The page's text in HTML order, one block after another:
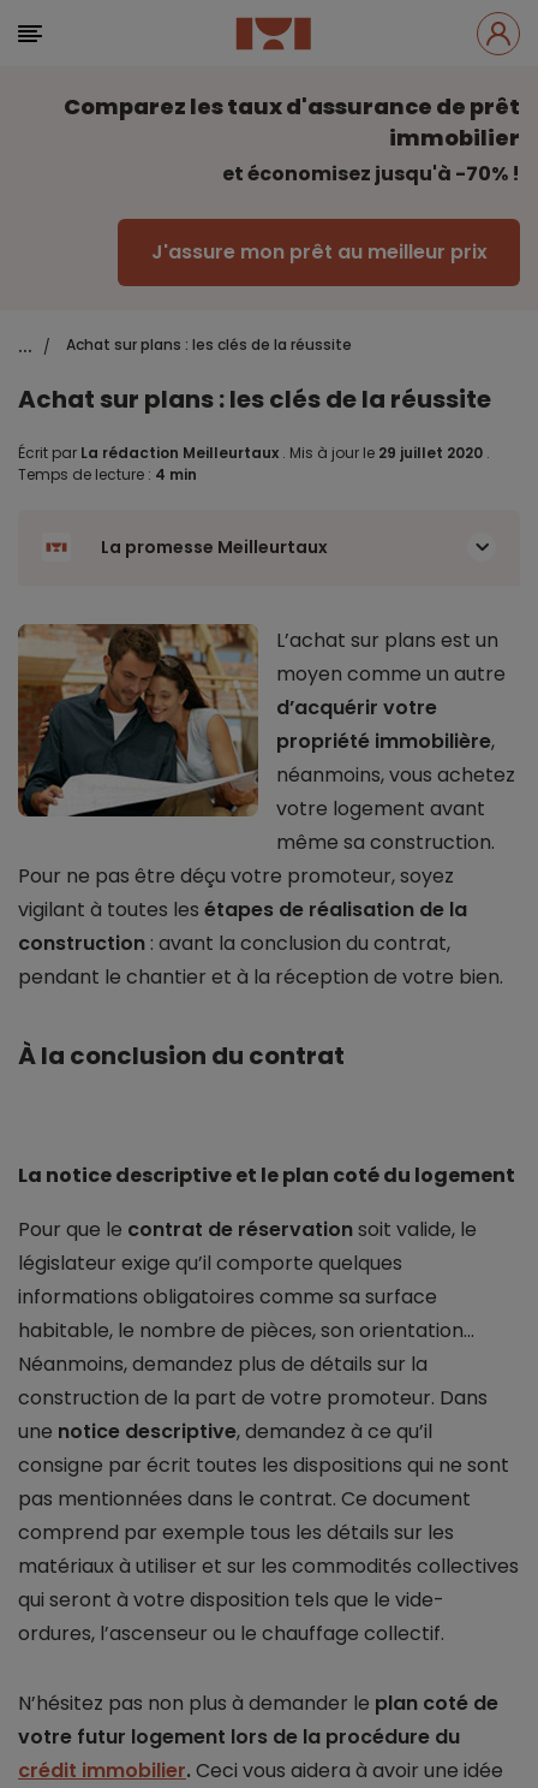
Comparez les taux d'assurance de prêt
immobilier
et économisez jusqu'à -70% !
J'assure mon prêt au meilleur prix
... / Achat sur plans : les clés de la réussite
Achat sur plans : les clés de la réussite
Écrit par La rédaction Meilleurtaux . Mis à jour le 29 juillet 2020 .
Temps de lecture : 4 min
La promesse Meilleurtaux
L’achat sur plans est un
moyen comme un autre
d’acquérir votre
propriété immobilière,
néanmoins, vous achetez
votre logement avant
même sa construction.
Pour ne pas être déçu votre promoteur, soyez
vigilant à toutes les étapes de réalisation de la
construction : avant la conclusion du contrat,
pendant le chantier et à la réception de votre bien.
À la conclusion du contrat
La notice descriptive et le plan coté du logement
Pour que le contrat de réservationsoit valide, le
législateur exige qu’il comporte quelques
informations obligatoires comme sa surface
habitable, le nombre de pièces, son orientation...
Néanmoins, demandez plus de détails sur la
construction de la part de votre promoteur. Dans
une notice descriptive, demandez à ce qu’il
consigne par écrit toutes les dispositions qui ne sont
pas mentionnées dans le contrat. Ce document
comprend par exemple tous les détails sur les
matériaux à utiliser et sur les commodités collectives
qui seront à votre disposition tels que le vide-
ordures, l’ascenseur ou le chauffage collectif.
N’hésitez pas non plus à demander le plan coté de
votre futur logement lors de la procédure du
crédit immobilier.Ceci vous aidera à avoir une idée